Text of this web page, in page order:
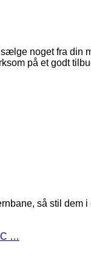
noget fra
på et godt
så stil dem i
…